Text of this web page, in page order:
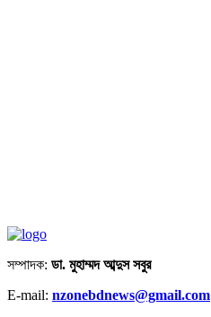
সম্পাদক: ডা. মুহাম্মদ আব্দুস সবুর
E-mail: nzonebdnews@gmail.com